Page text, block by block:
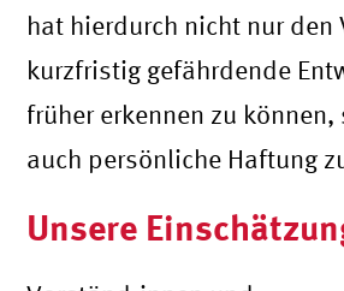
hat hierdurch nicht nur den
kurzfristig gefährdende
früher erkennen zu können,
auch persönliche Haftung
Unsere